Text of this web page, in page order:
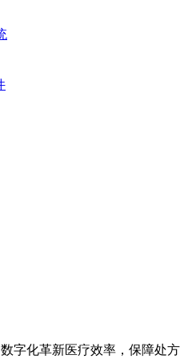
字化革新医疗效率，保障处